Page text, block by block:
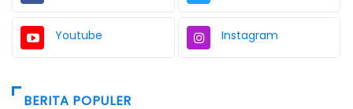
Youtube Instagram
BERITA POPULER